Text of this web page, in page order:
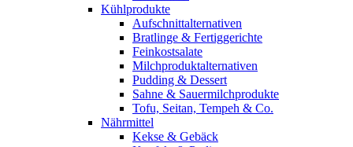
Kühlprodukte
Aufschnittalternativen
Bratlinge & Fertiggerichte
Feinkostsalate
Milchproduktalternativen
Pudding & Dessert
Sahne & Sauermilchprodukte
Tofu, Seitan, Tempeh & Co.
Nährmittel
Kekse & Gebäck